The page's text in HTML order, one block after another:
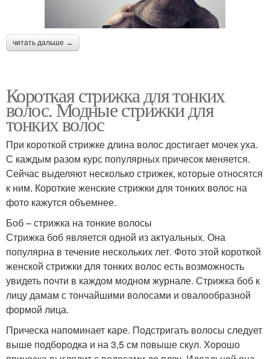
читать дальше →
Короткая стрижка для тонких
волос. Модные стрижки для
тонких волос
При короткой стрижке длина волос достигает мочек уха.
С каждым разом курс популярных причесок меняется.
Сейчас выделяют несколько стрижек, которые относятся
к ним. Короткие женские стрижки для тонких волос на
фото кажутся объемнее.
Боб – стрижка на тонкие волосы
Стрижка боб является одной из актуальных. Она
популярна в течение нескольких лет. Фото этой короткой
женской стрижки для тонких волос есть возможность
увидеть почти в каждом модном журнале. Стрижка боб к
лицу дамам с тончайшими волосами и овалообразной
формой лица.
Прическа напоминает каре. Подстригать волосы следует
выше подбородка и на 3,5 см повыше скул. Хорошо